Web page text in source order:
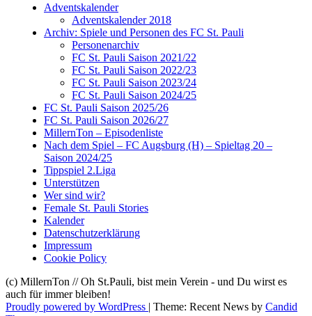
Adventskalender
Adventskalender 2018
Archiv: Spiele und Personen des FC St. Pauli
Personenarchiv
FC St. Pauli Saison 2021/22
FC St. Pauli Saison 2022/23
FC St. Pauli Saison 2023/24
FC St. Pauli Saison 2024/25
FC St. Pauli Saison 2025/26
FC St. Pauli Saison 2026/27
MillernTon – Episodenliste
Nach dem Spiel – FC Augsburg (H) – Spieltag 20 –
Saison 2024/25
Tippspiel 2.Liga
Unterstützen
Wer sind wir?
Female St. Pauli Stories
Kalender
Datenschutzerklärung
Impressum
Cookie Policy
(c) MillernTon // Oh St.Pauli, bist mein Verein - und Du wirst es
auch für immer bleiben!
Proudly powered by WordPress | Theme: Recent News by Candid